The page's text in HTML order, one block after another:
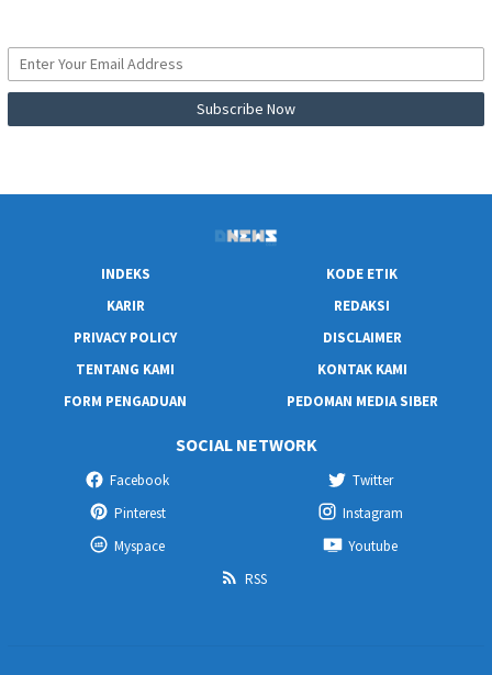
INDEKS
KODE ETIK
KARIR
REDAKSI
PRIVACY POLICY
DISCLAIMER
TENTANG KAMI
KONTAK KAMI
FORM PENGADUAN
PEDOMAN MEDIA SIBER
SOCIAL NETWORK
Facebook
Twitter
Pinterest
Instagram
Myspace
Youtube
RSS